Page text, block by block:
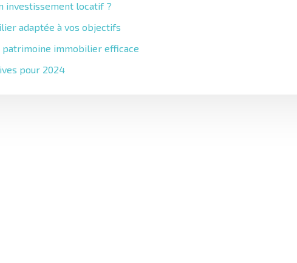
investissement locatif ?
adaptée à vos objectifs
immobilier efficace
pour 2024